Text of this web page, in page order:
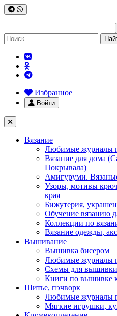
Избранное
Войти
Вязание
Любимые журналы
Вязание для дома
Покрывала)
Амигуруми.
Узоры, мотивы
края
Бижутерия,
Обучение вязанию
Коллекции по
Вязание одежды,
Вышивание
Вышивка бисером
Любимые журналы
Схемы для вышивки
Книги по вышивке
Шитье, пэчворк
Любимые журналы
Мягкие игрушки,